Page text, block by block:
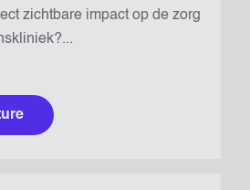
zichtbare impact op de zorg